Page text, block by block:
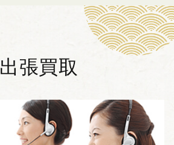
出張買取